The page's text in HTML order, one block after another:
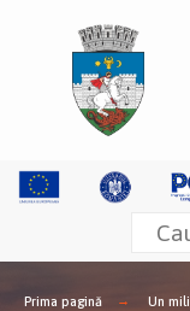
Prima pagină Un